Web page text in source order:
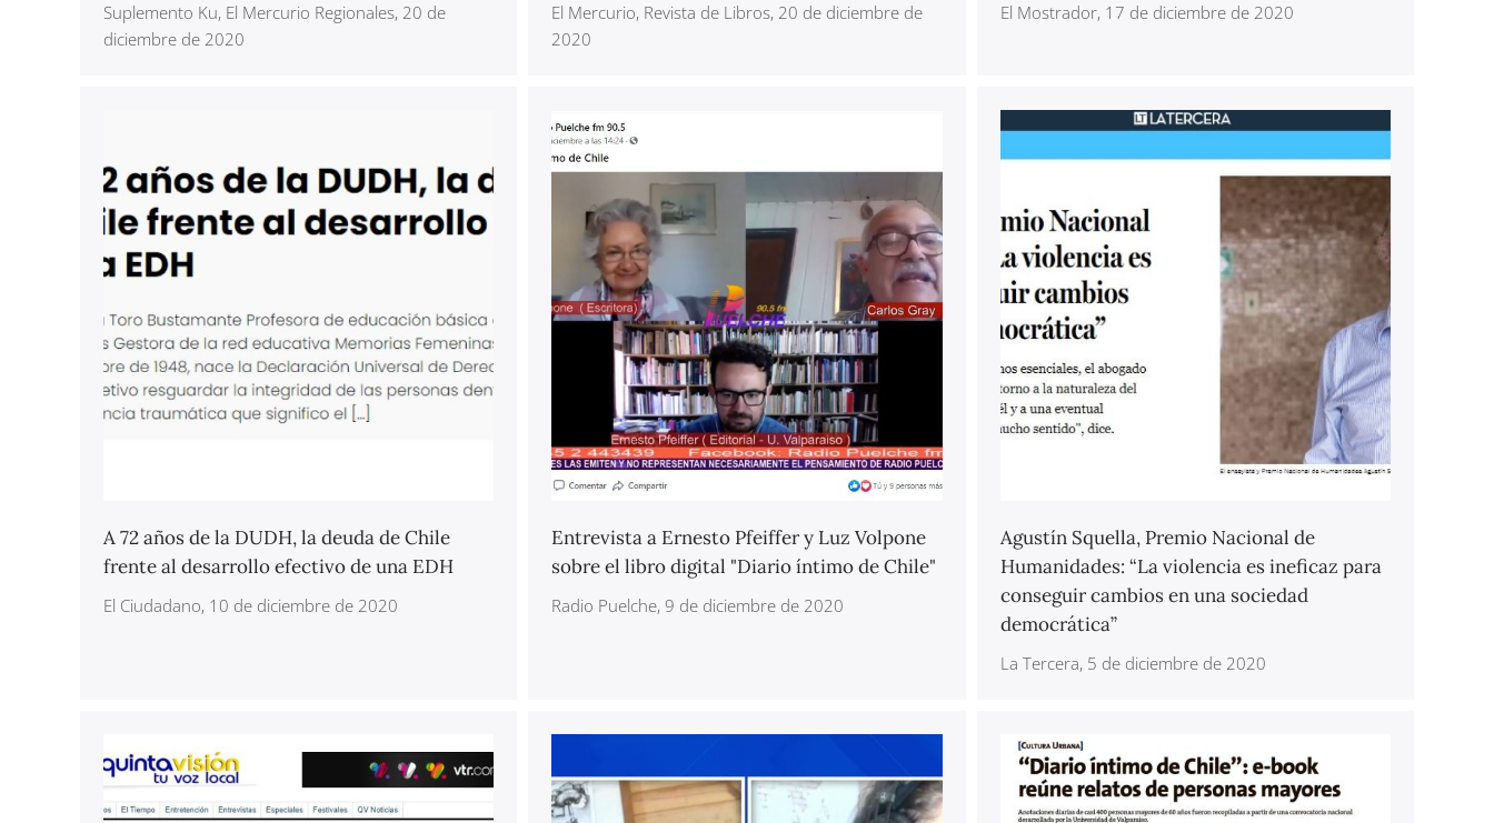
Suplemento Ku, El Mercurio Regionales, 20 de
diciembre de 2020
El Mercurio, Revista de Libros, 20 de diciembre de
2020
El Mostrador, 17 de diciembre de 2020
A 72 años de la DUDH, la deuda de Chile
frente al desarrollo efectivo de una EDH
El Ciudadano, 10 de diciembre de 2020
Entrevista a Ernesto Pfeiffer y Luz Volpone
sobre el libro digital "Diario íntimo de Chile"
Radio Puelche, 9 de diciembre de 2020
Agustín Squella, Premio Nacional de
Humanidades: “La violencia es ineficaz para
conseguir cambios en una sociedad
democrática”
La Tercera, 5 de diciembre de 2020